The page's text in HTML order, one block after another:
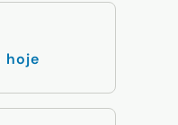
hoje